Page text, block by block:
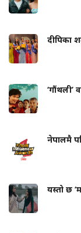
दीपिका
‘गौंथली’
नेपालमै
यस्तो छ